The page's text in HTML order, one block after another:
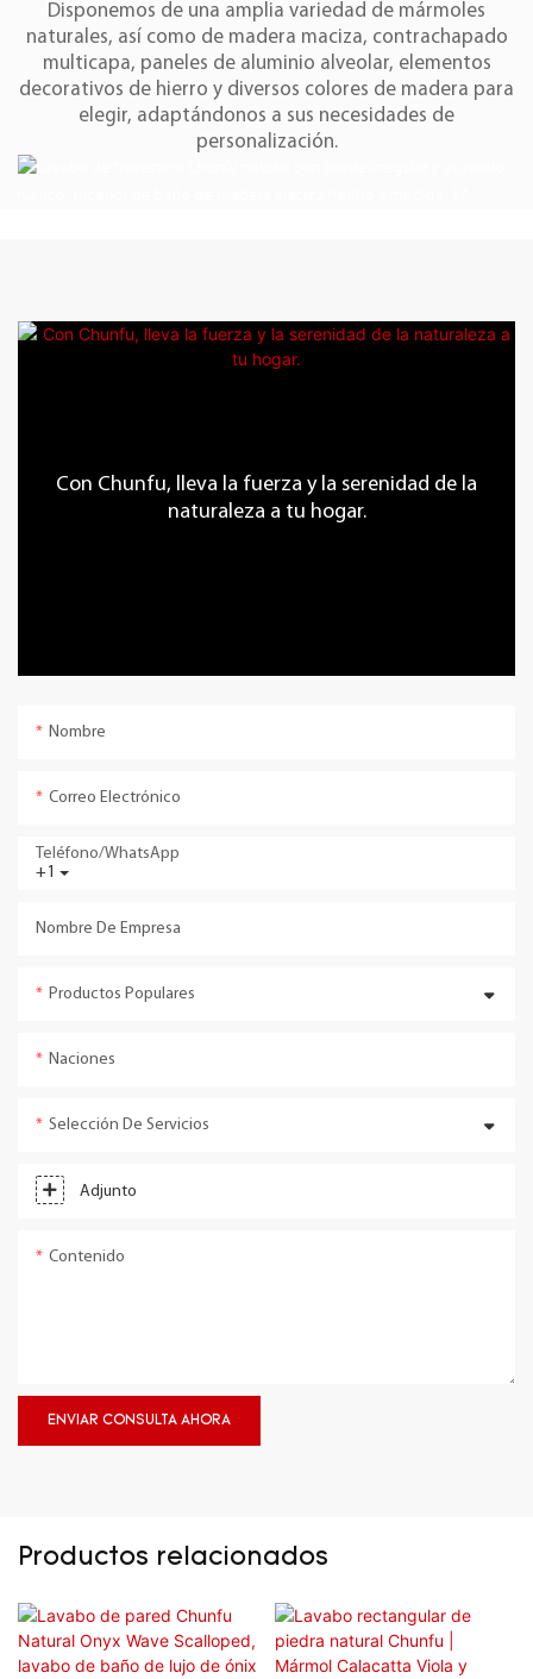
Disponemos de una amplia variedad de mármoles
naturales, así como de madera maciza, contrachapado
multicapa, paneles de aluminio alveolar, elementos
decorativos de hierro y diversos colores de madera para
elegir, adaptándonos a sus necesidades de
personalización.
Con Chunfu, lleva la fuerza y ​​la serenidad de la
naturaleza a tu hogar.
Nombre
Correo Electrónico
+1
Teléfono/WhatsApp
Nombre De Empresa
Productos Populares
Naciones
Selección De Servicios
Adjunto
Contenido
ENVIAR CONSULTA AHORA
Productos relacionados